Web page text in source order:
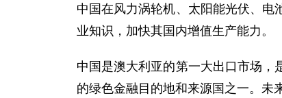
中国在风力涡轮机、太阳能光伏、电
业知识，加快其国内增值生产能力。
中国是澳大利亚的第一大出口市场，
的绿色金融目的地和来源国之一。未